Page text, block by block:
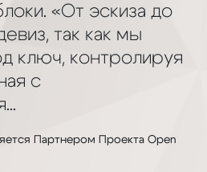
«От эскиза до
так как мы
ключ, контролируя
с
Партнером Проекта Open